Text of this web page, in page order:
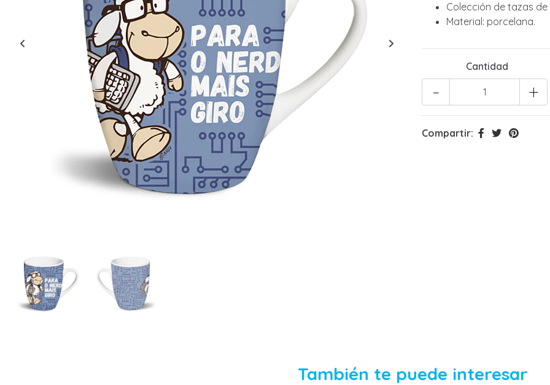
Colección de tazas de
Material: porcelana.
Cantidad
+
-
Compartir:
También te puede interesar